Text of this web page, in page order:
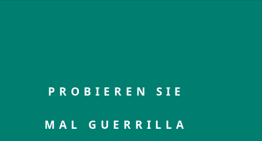
PROBIEREN SIE
MAL GUERRILLA